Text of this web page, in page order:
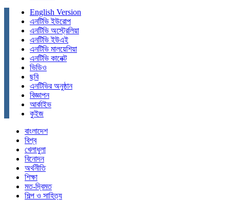
English Version
এনটিভি ইউরোপ
এনটিভি অস্ট্রেলিয়া
এনটিভি ইউএই
এনটিভি মালয়েশিয়া
এনটিভি কানেক্ট
ভিডিও
ছবি
এনটিভির অনুষ্ঠান
বিজ্ঞাপন
আর্কাইভ
কুইজ
বাংলাদেশ
বিশ্ব
খেলাধুলা
বিনোদন
অর্থনীতি
শিক্ষা
মত-দ্বিমত
শিল্প ও সাহিত্য